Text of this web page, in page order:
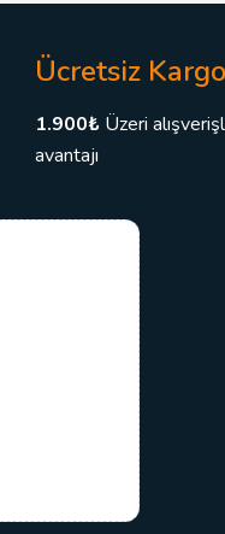
Ücretsiz Kargo
1.900₺ Üzeri
avantajı